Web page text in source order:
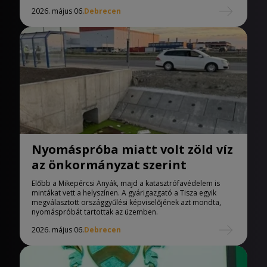
2026. május 06.Debrecen
Nyomáspróba miatt volt zöld víz
az önkormányzat szerint
Előbb a Mikepércsi Anyák, majd a katasztrófavédelem is
mintákat vett a helyszínen. A gyárigazgató a Tisza egyik
megválasztott országgyűlési képviselőjének azt mondta,
nyomáspróbát tartottak az üzemben.
2026. május 06.Debrecen